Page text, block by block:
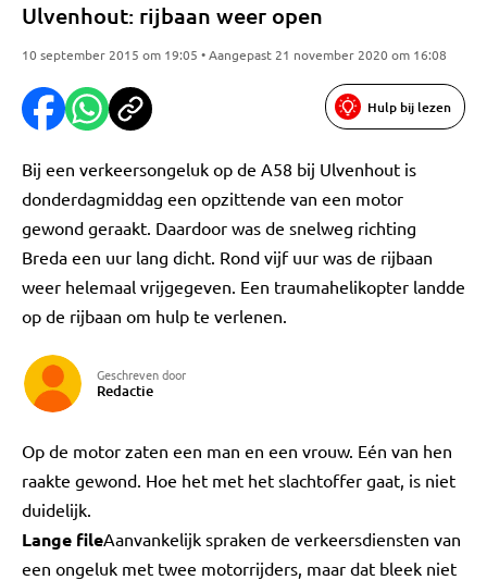
Ulvenhout: rijbaan weer open
10 september 2015 om 19:05 • Aangepast 21 november 2020 om 16:08
Hulp bij lezen
Bij een verkeersongeluk op de A58 bij Ulvenhout is
donderdagmiddag een opzittende van een motor
gewond geraakt. Daardoor was de snelweg richting
Breda een uur lang dicht. Rond vijf uur was de rijbaan
weer helemaal vrijgegeven. Een traumahelikopter landde
op de rijbaan om hulp te verlenen.
Geschreven door
Redactie
Op de motor zaten een man en een vrouw. Eén van hen
raakte gewond. Hoe het met het slachtoffer gaat, is niet
duidelijk.
Lange fileAanvankelijk spraken de verkeersdiensten van
een ongeluk met twee motorrijders, maar dat bleek niet